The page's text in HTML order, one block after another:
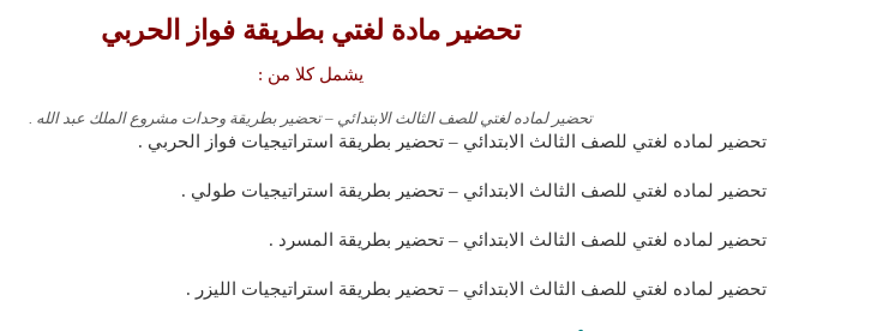
تحضير مادة لغتي بطريقة فواز الحربي
يشمل كلا من :
تحضير لماده لغتي للصف الثالث الابتدائي – تحضير بطريقة وحدات مشروع الملك عبد الله .
تحضير لماده لغتي للصف الثالث الابتدائي – تحضير بطريقة استراتيجيات فواز الحربي .
تحضير لماده لغتي للصف الثالث الابتدائي – تحضير بطريقة استراتيجيات طولي .
تحضير لماده لغتي للصف الثالث الابتدائي – تحضير بطريقة المسرد .
تحضير لماده لغتي للصف الثالث الابتدائي – تحضير بطريقة استراتيجيات الليزر .